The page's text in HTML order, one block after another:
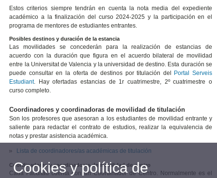
Estos criterios siempre tendrán en cuenta la nota media del expediente
académico a la finalización del curso 2024-2025 y la participación en el
programa de mentores de estudiantes entrantes.
Posibles destinos y duración de la estancia
Las movilidades se concederán para la realización de estancias de
acuerdo con la duración que figura en el acuerdo bilateral de movilidad
entre la Universitat de Valencia y la universidad de destino. Esta duración se
puede consultar en la oferta de destinos por titulación del
Portal Serveis
Estudiant. Hay ofertadas estancias de 1r cuatrimestre, 2º cuatrimestre o
curso completo.
Coordinadores y coordinadoras de movilidad de titulación
Son los profesores que asesoran a los estudiantes de movilidad entrante y
saliente para redactar el contrato de estudios, realizar la equivalencia de
notas y prestar asistencia académica.
Lista de coordinadores/as académicas de titulación
Coordinadores y coordinadoras de movilidad de centro
Cada Facultad cuenta con un Coordinador de Centro. Normalmente es el
Cookies y política de